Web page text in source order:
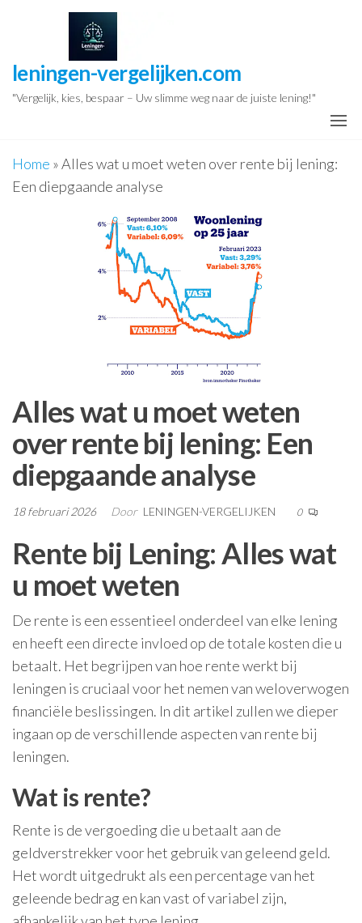
inhoud
leningen-vergelijken.com
"Vergelijk, kies, bespaar – Uw slimme weg naar de juiste lening!"
Home »Alles wat u moet weten over rente bij lening:
Een diepgaande analyse
Alles wat u moet weten
over rente bij lening: Een
diepgaande analyse
18 februari 2026 Door LENINGEN-VERGELIJKEN 0
Rente bij Lening: Alles wat
u moet weten
De rente is een essentieel onderdeel van elke lening
en heeft een directe invloed op de totale kosten die u
betaalt. Het begrijpen van hoe rente werkt bij
leningen is cruciaal voor het nemen van weloverwogen
financiële beslissingen. In dit artikel zullen we dieper
ingaan op de verschillende aspecten van rente bij
leningen.
Wat is rente?
Rente is de vergoeding die u betaalt aan de
geldverstrekker voor het gebruik van geleend geld.
Het wordt uitgedrukt als een percentage van het
geleende bedrag en kan vast of variabel zijn,